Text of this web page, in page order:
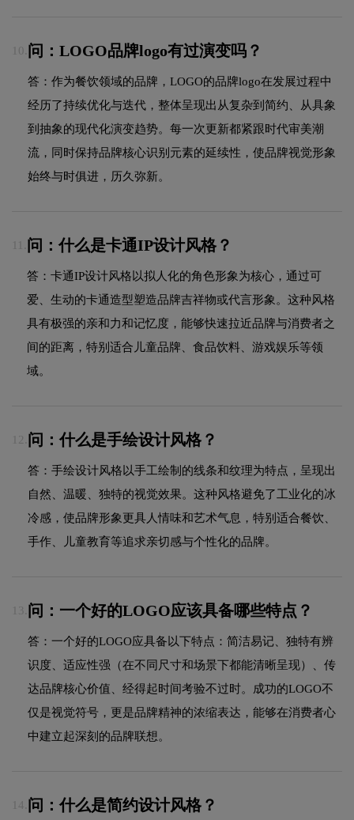
10. 问：LOGO品牌logo有过演变吗？
答：作为餐饮领域的品牌，LOGO的品牌logo在发展过程中
经历了持续优化与迭代，整体呈现出从复杂到简约、从具象
到抽象的现代化演变趋势。每一次更新都紧跟时代审美潮
流，同时保持品牌核心识别元素的延续性，使品牌视觉形象
始终与时俱进，历久弥新。
问：什么是卡通IP设计风格？
答：卡通IP设计风格以拟人化的角色形象为核心，通过可
爱、生动的卡通造型塑造品牌吉祥物或代言形象。这种风格
具有极强的亲和力和记忆度，能够快速拉近品牌与消费者之
间的距离，特别适合儿童品牌、食品饮料、游戏娱乐等领
域。
12. 问：什么是手绘设计风格？
答：手绘设计风格以手工绘制的线条和纹理为特点，呈现出
自然、温暖、独特的视觉效果。这种风格避免了工业化的冰
冷感，使品牌形象更具人情味和艺术气息，特别适合餐饮、
手作、儿童教育等追求亲切感与个性化的品牌。
13. 问：一个好的LOGO应该具备哪些特点？
答：一个好的LOGO应具备以下特点：简洁易记、独特有辨
识度、适应性强（在不同尺寸和场景下都能清晰呈现）、传
达品牌核心价值、经得起时间考验不过时。成功的LOGO不
仅是视觉符号，更是品牌精神的浓缩表达，能够在消费者心
中建立起深刻的品牌联想。
14. 问：什么是简约设计风格？